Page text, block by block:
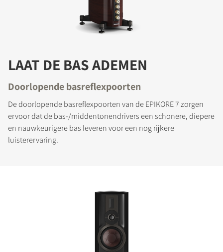
LAAT DE BAS ADEMEN
Doorlopende basreflexpoorten
De doorlopende basreflexpoorten van de EPIKORE 7 zorgen
ervoor dat de bas-/middentonendrivers een schonere, diepere
en nauwkeurigere bas leveren voor een nog rijkere
luisterervaring.